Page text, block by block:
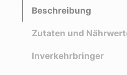
Beschreibung
Zutaten und
Inverkehrbringer